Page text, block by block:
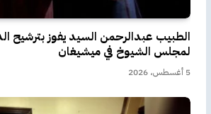
الطبيب عبدالرحمن السيد يفوز بترشيح
لمجلس الشيوخ في ميشيغان
5 أغسطس، 2026